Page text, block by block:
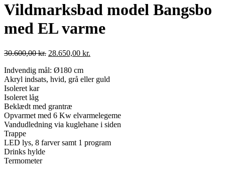
Vildmarksbad model Bangsbo
med EL varme
30.600,00kr. Den
pris
var:
28.650,00 kr.
er:
Indvendig mål: Ø180 cm
Akryl indsats, hvid, grå eller guld
Isoleret kar
Isoleret låg
Beklædt med grantræ
Opvarmet med 6 Kw elvarmelegeme
Vandudledning via kuglehane i siden
Trappe
LED lys, 8 farver samt 1 program
Drinks hylde
Termometer